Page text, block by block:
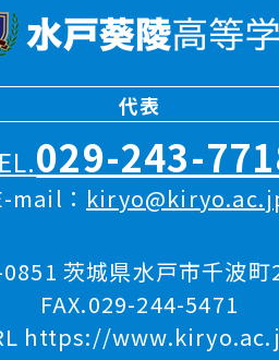
代表
029-243-
mail：
茨城県水戸市千波
FAX.029-244-5471
https://